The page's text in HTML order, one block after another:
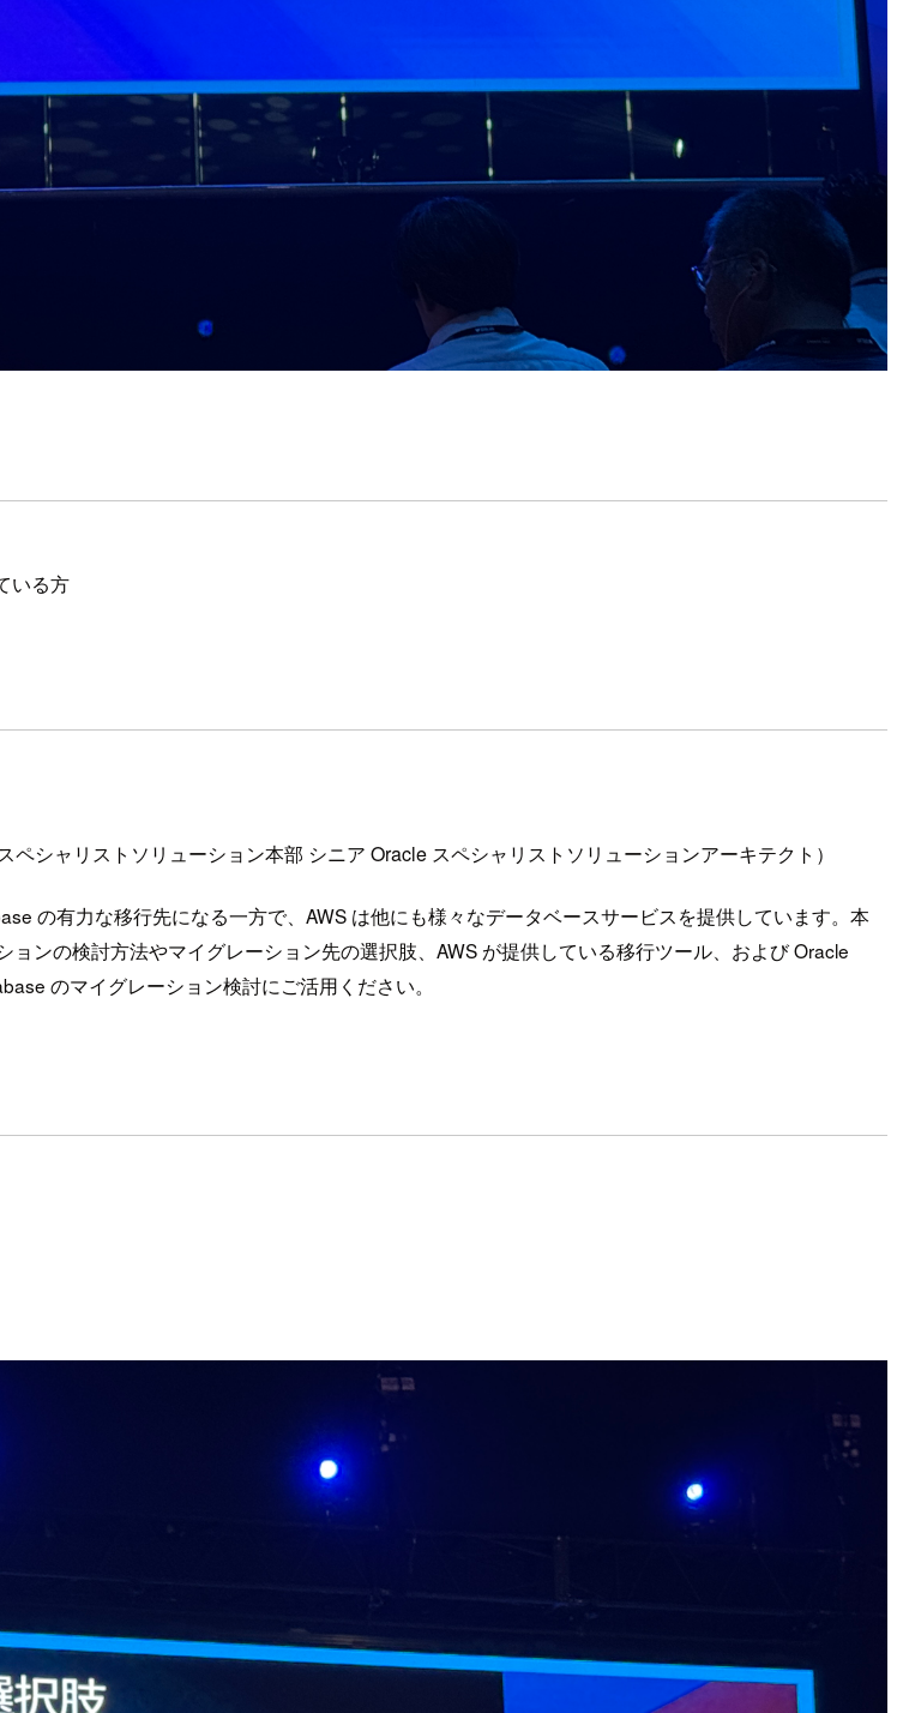
いる方
シャリストソリューション本部 シニア Oracle スペシャリストソリューションアーキテクト）
の有力な移行先になる一方で、AWS は他にも様々なデータベースサービスを提供しています。本
ンの検討方法やマイグレーション先の選択肢、AWS が提供している移行ツール、および Oracle
のマイグレーション検討にご活用ください。